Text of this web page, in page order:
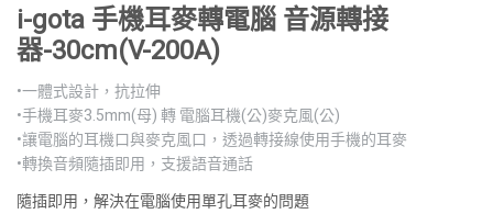
i-gota 手機耳麥轉電腦 音源轉接
器-30cm(V-200A)
•一體式設計，抗拉伸
•手機耳麥3.5mm(母) 轉 電腦耳機(公)麥克風(公)
•讓電腦的耳機口與麥克風口，透過轉接線使用手機的耳麥
•轉換音頻隨插即用，支援語音通話
隨插即用，解決在電腦使用單孔耳麥的問題